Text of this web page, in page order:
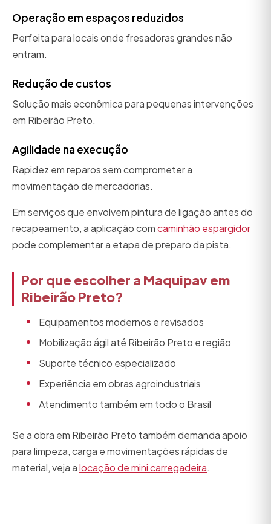
Operação em espaços reduzidos
Perfeita para locais onde fresadoras grandes não
entram.
Redução de custos
Solução mais econômica para pequenas intervenções
em Ribeirão Preto.
Agilidade na execução
Rapidez em reparos sem comprometer a
movimentação de mercadorias.
Em serviços que envolvem pintura de ligação antes do
recapeamento, a aplicação comcaminhão espargidor
pode complementar a etapa de preparo da pista.
Por que escolher a Maquipav em
Ribeirão Preto?
Equipamentos modernos e revisados
Mobilização ágil até Ribeirão Preto e região
Suporte técnico especializado
Experiência em obras agroindustriais
Atendimento também em todo o Brasil
Se a obra em Ribeirão Preto também demanda apoio
para limpeza, carga e movimentações rápidas de
material, veja alocação de mini carregadeira.